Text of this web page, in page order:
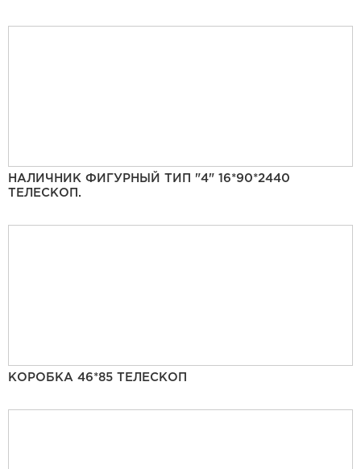
НАЛИЧНИК ФИГУРНЫЙ ТИП "4" 16*90*2440
ТЕЛЕСКОП.
КОРОБКА 46*85 ТЕЛЕСКОП